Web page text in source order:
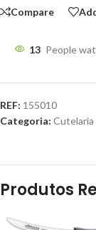
Compare
13 People
REF: 155010
Categoria: Cutelaria
Produtos